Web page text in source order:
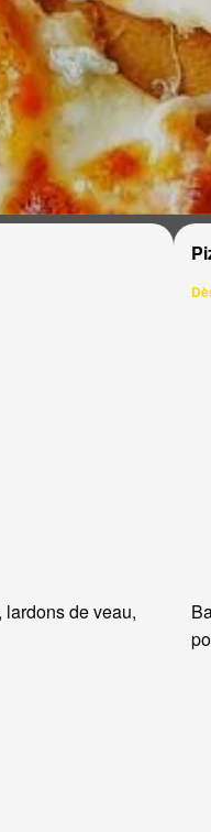
lardons de veau,